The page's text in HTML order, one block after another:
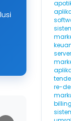
server
re-
billing